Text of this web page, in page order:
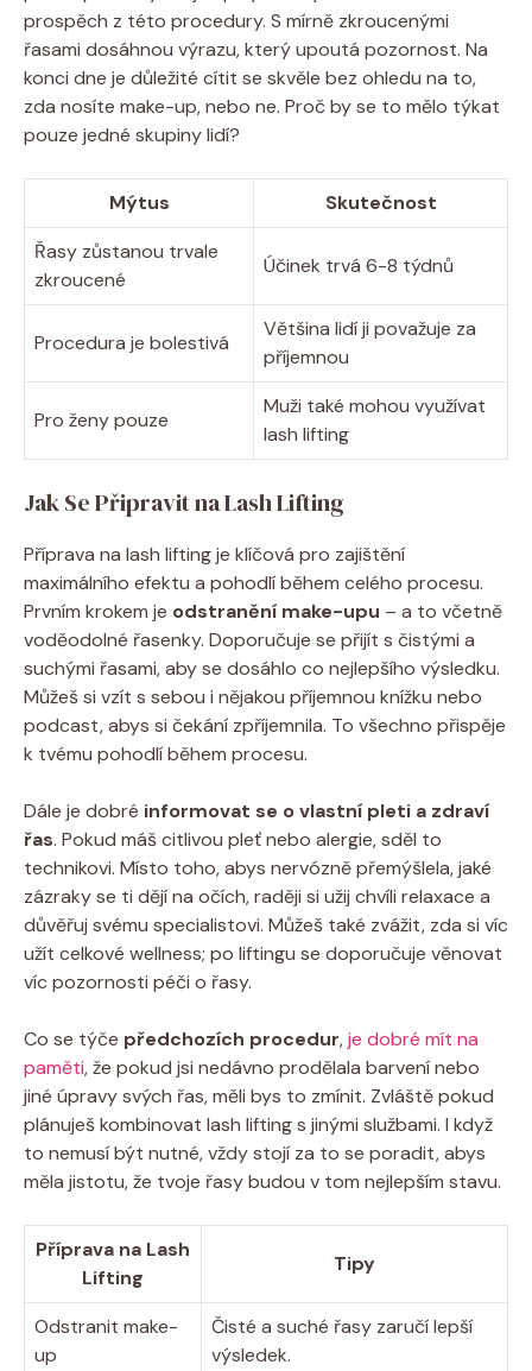
prospěch z této procedury. S mírně zkroucenými
řasami dosáhnou výrazu, který upoutá pozornost. Na
konci dne je důležité cítit se skvěle bez ohledu na to,
zda nosíte make-up, nebo ne. Proč by se to mělo týkat
pouze jedné skupiny lidí?
Mýtus
Skutečnost
Řasy zůstanou trvale
zkroucené
Účinek trvá 6-8 týdnů
Procedura je bolestivá
Většina lidí ji považuje za
příjemnou
Pro ženy pouze
Muži také mohou využívat
lash lifting
Jak Se Připravit na Lash Lifting
Příprava na lash lifting je klíčová pro zajištění
maximálního efektu a pohodlí během celého procesu.
Prvním krokem je odstranění make-upu – a to včetně
voděodolné řasenky. Doporučuje se přijít s čistými a
suchými řasami, aby se dosáhlo co nejlepšího výsledku.
Můžeš si vzít s sebou i nějakou příjemnou knížku nebo
podcast, abys si čekání zpříjemnila. To všechno přispěje
k tvému pohodlí během procesu.
Dále je dobré informovat se o vlastní pleti a zdraví
řas. Pokud máš citlivou pleť nebo alergie, sděl to
technikovi. Místo toho, abys nervózně přemýšlela, jaké
zázraky se ti dějí na očích, raději si užij chvíli relaxace a
důvěřuj svému specialistovi. Můžeš také zvážit, zda si víc
užít celkové wellness; po liftingu se doporučuje věnovat
víc pozornosti péči o řasy.
Co se týče předchozích procedur,je dobré mít na
paměti, že pokud jsi nedávno prodělala barvení nebo
jiné úpravy svých řas, měli bys to zmínit. Zvláště pokud
plánuješ kombinovat lash lifting s jinými službami. I když
to nemusí být nutné, vždy stojí za to se poradit, abys
měla jistotu, že tvoje řasy budou v tom nejlepším stavu.
Příprava na Lash
Lifting
Tipy
Odstranit make-
up
Čisté a suché řasy zaručí lepší
výsledek.